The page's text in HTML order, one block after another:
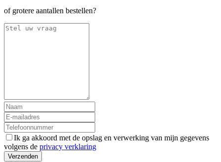
of grotere aantallen bestellen?
Ik ga akkoord met de opslag en verwerking van mijn gegevens
volgens de privacy verklaring
Verzenden